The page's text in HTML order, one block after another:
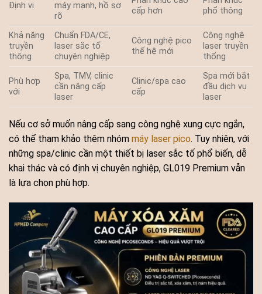
Định vị
máy mạnh, hồ sơ
rõ
cấp hơn
phổ thông
Khả năng
truyền
thông
Chuẩn FDA/CE,
laser sắc tố
chuyên nghiệp
Công nghệ pico
thế hệ mới
Công nghệ
laser truyền
thống
Phù hợp
với
Spa, TMV, clinic
cần nâng cấp
laser
Clinic/spa cao
cấp
Spa mới bắt
đầu dịch vụ
laser
Nếu cơ sở muốn nâng cấp sang công nghệ xung cực ngắn,
có thể tham khảo thêm nhóm máy laser pico. Tuy nhiên, với
những spa/clinic cần một thiết bị laser sắc tố phổ biến, dễ
khai thác và có định vị chuyên nghiệp, GL019 Premium vẫn
là lựa chọn phù hợp.